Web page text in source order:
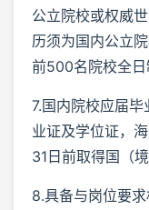
公立院校或权威
历须为国内公立
前500名院校全日
7.国内院校应届
业证及学位证，
31日前取得国（
8.具备与岗位要